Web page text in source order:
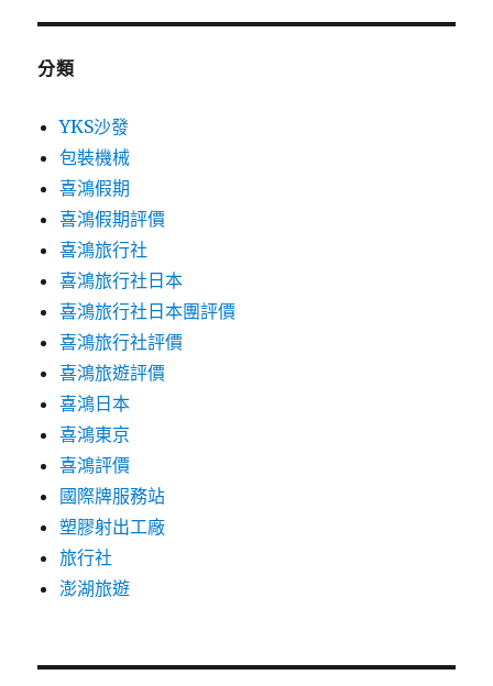
分類
YKS沙發
包裝機械
喜鴻假期
喜鴻假期評價
喜鴻旅行社
喜鴻旅行社日本
喜鴻旅行社日本團評價
喜鴻旅行社評價
喜鴻旅遊評價
喜鴻日本
喜鴻東京
喜鴻評價
國際牌服務站
塑膠射出工廠
旅行社
澎湖旅遊